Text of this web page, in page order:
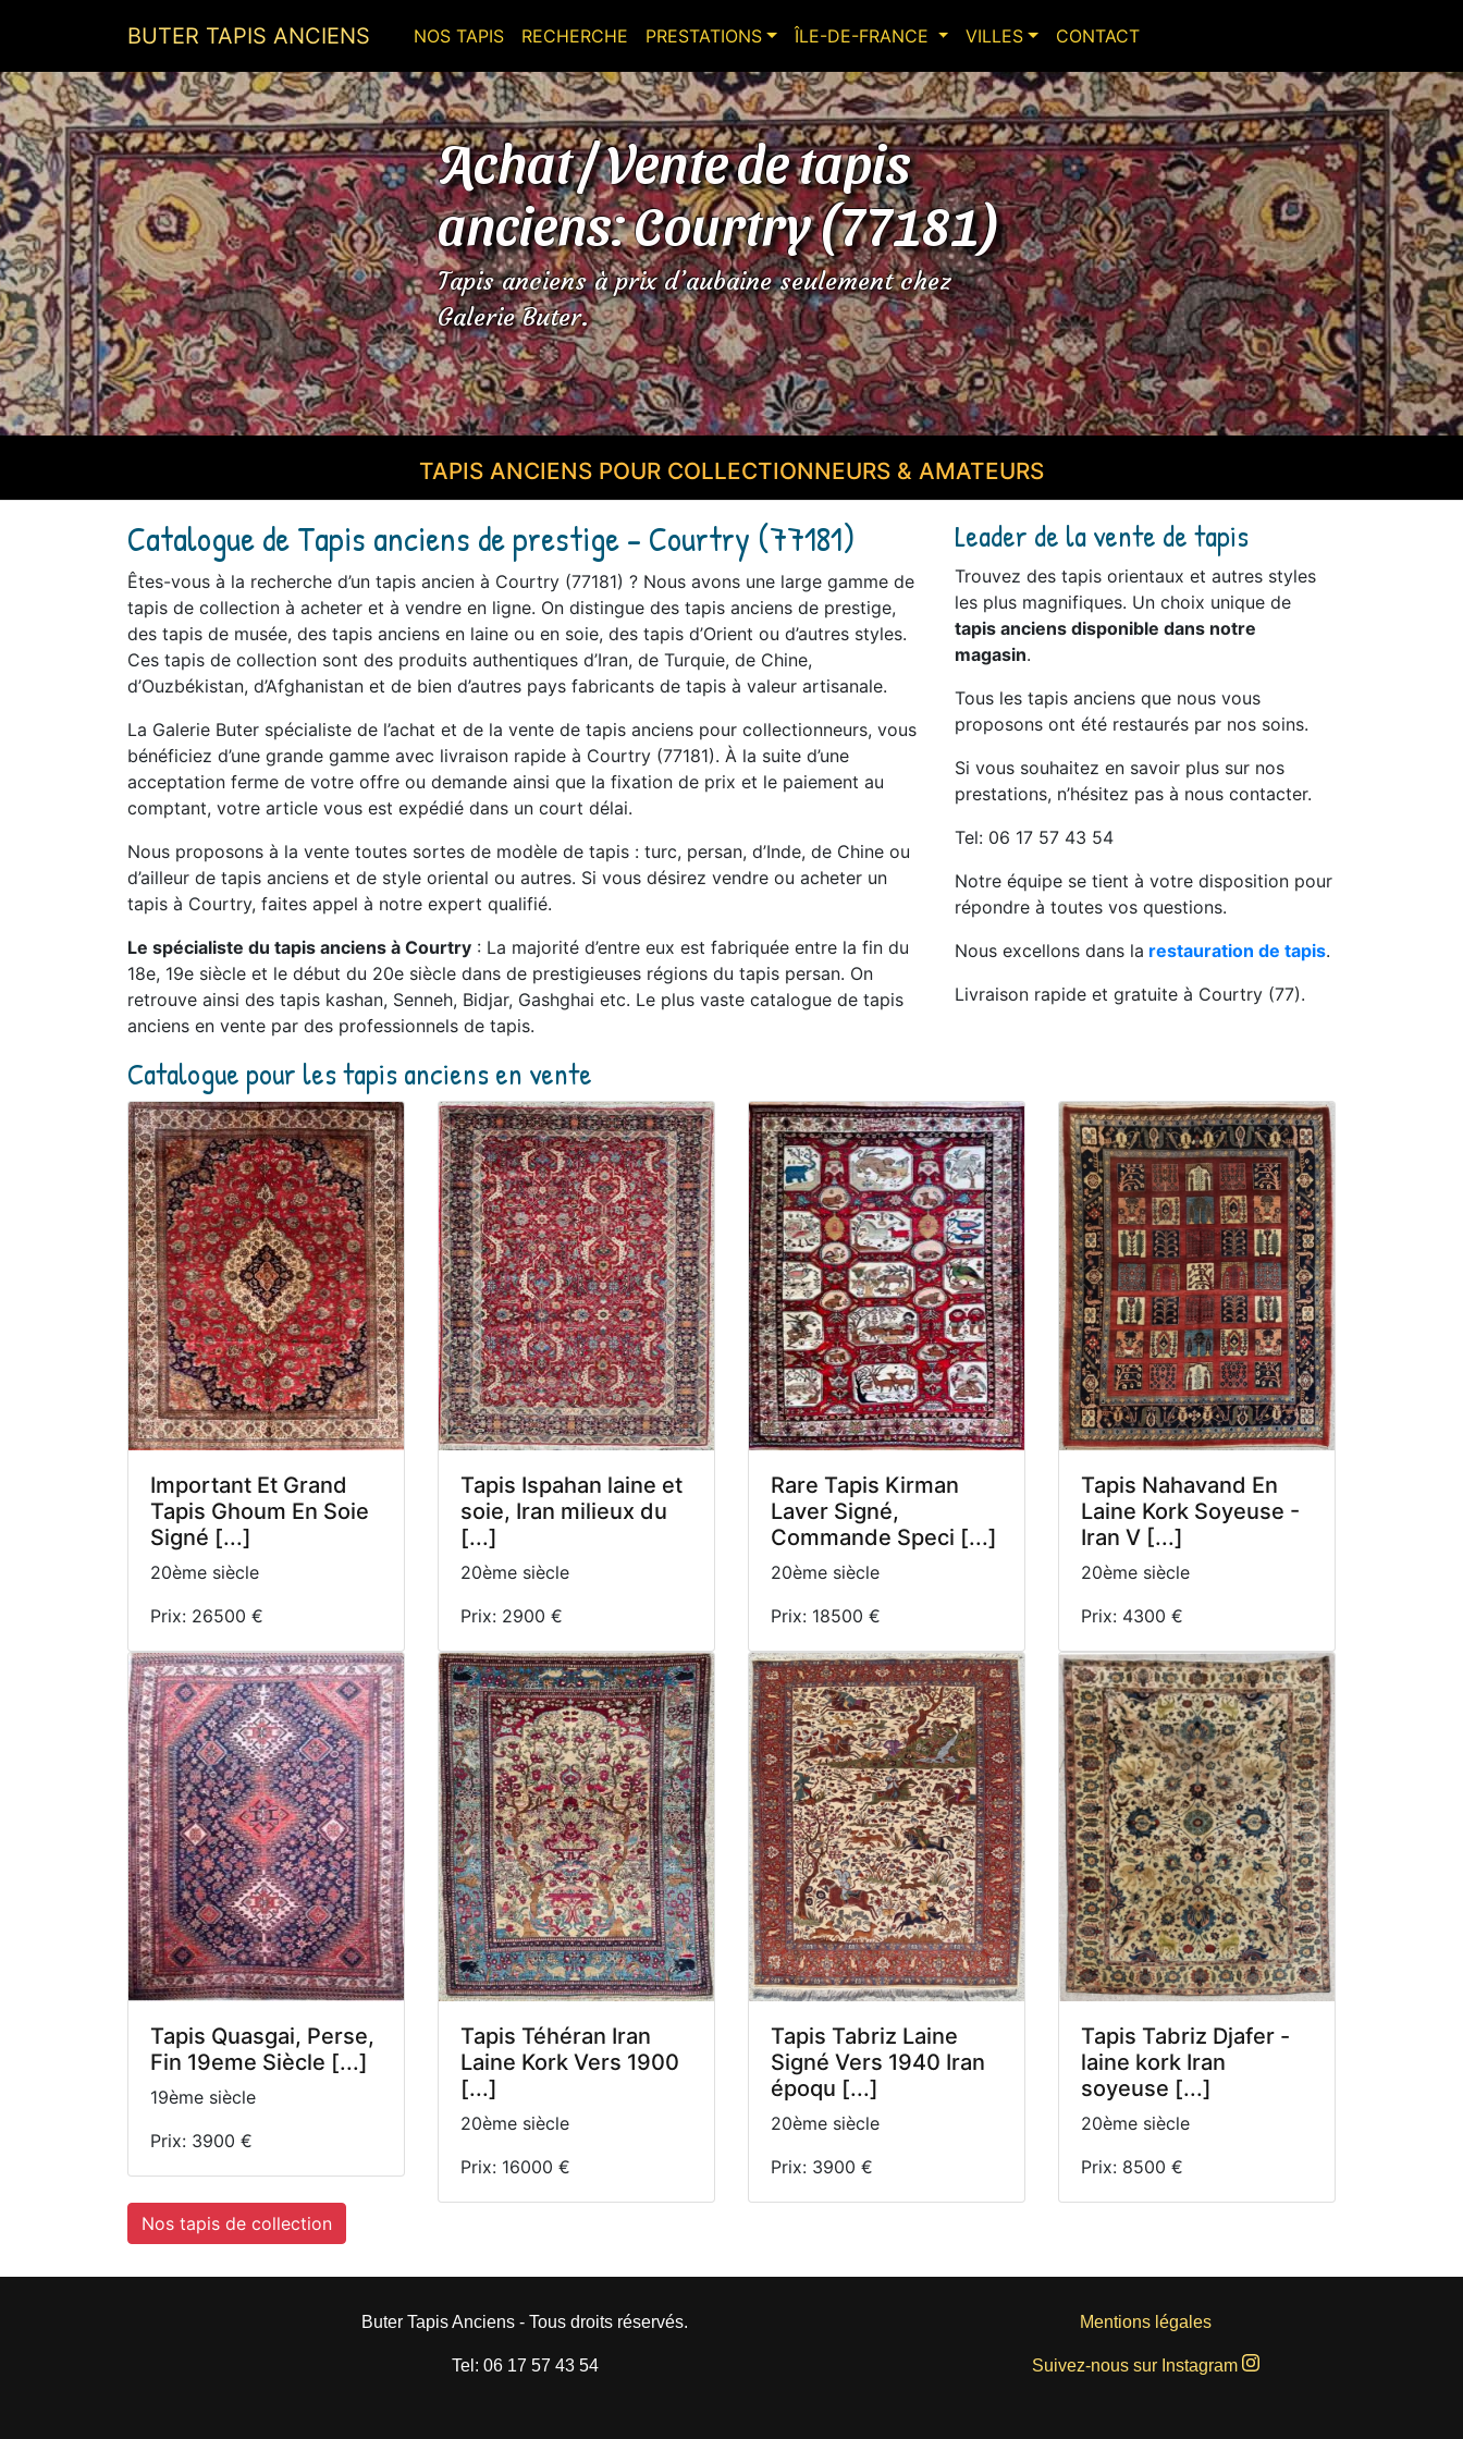
BUTER TAPIS ANCIENS NOS TAPIS RECHERCHE PRESTATIONS ÎLE-DE-FRANCE VILLES CONTACT
Achat / Vente de tapis
anciens: Courtry (77181)
Tapis anciens à prix d’aubaine seulement chez
Galerie Buter.
TAPIS ANCIENS POUR COLLECTIONNEURS & AMATEURS
Catalogue de Tapis anciens de prestige - Courtry (77181)
Êtes-vous à la recherche d’un tapis ancien à Courtry (77181) ? Nous avons une large gamme de
tapis de collection à acheter et à vendre en ligne. On distingue des tapis anciens de prestige,
des tapis de musée, des tapis anciens en laine ou en soie, des tapis d’Orient ou d’autres styles.
Ces tapis de collection sont des produits authentiques d’Iran, de Turquie, de Chine,
d’Ouzbékistan, d’Afghanistan et de bien d’autres pays fabricants de tapis à valeur artisanale.
La Galerie Buter spécialiste de l’achat et de la vente de tapis anciens pour collectionneurs, vous
bénéficiez d’une grande gamme avec livraison rapide à Courtry (77181). À la suite d’une
acceptation ferme de votre offre ou demande ainsi que la fixation de prix et le paiement au
comptant, votre article vous est expédié dans un court délai.
Nous proposons à la vente toutes sortes de modèle de tapis : turc, persan, d’Inde, de Chine ou
d’ailleur de tapis anciens et de style oriental ou autres. Si vous désirez vendre ou acheter un
tapis à Courtry, faites appel à notre expert qualifié.
Le spécialiste du tapis anciens à Courtry : La majorité d’entre eux est fabriquée entre la fin du
18e, 19e siècle et le début du 20e siècle dans de prestigieuses régions du tapis persan. On
retrouve ainsi des tapis kashan, Senneh, Bidjar, Gashghai etc. Le plus vaste catalogue de tapis
anciens en vente par des professionnels de tapis.
Leader de la vente de tapis
Trouvez des tapis orientaux et autres styles
les plus magnifiques. Un choix unique de
tapis anciens disponible dans notre
magasin.
Tous les tapis anciens que nous vous
proposons ont été restaurés par nos soins.
Si vous souhaitez en savoir plus sur nos
prestations, n’hésitez pas à nous contacter.
Tel: 06 17 57 43 54
Notre équipe se tient à votre disposition pour
répondre à toutes vos questions.
Nous excellons dans la restauration de tapis.
Livraison rapide et gratuite à Courtry (77).
Catalogue pour les tapis anciens en vente
Important Et Grand
Tapis Ghoum En Soie
Signé [...]
20ème siècle
Prix: 26500 €
Tapis Ispahan laine et
soie, Iran milieux du
[...]
20ème siècle
Prix: 2900 €
Rare Tapis Kirman
Laver Signé,
Commande Speci [...]
20ème siècle
Prix: 18500 €
Tapis Nahavand En
Laine Kork Soyeuse -
Iran V [...]
20ème siècle
Prix: 4300 €
Tapis Quasgai, Perse,
Fin 19eme Siècle [...]
19ème siècle
Prix: 3900 €
Tapis Téhéran Iran
Laine Kork Vers 1900
[...]
20ème siècle
Prix: 16000 €
Tapis Tabriz Laine
Signé Vers 1940 Iran
époqu [...]
20ème siècle
Prix: 3900 €
Tapis Tabriz Djafer -
laine kork Iran
soyeuse [...]
20ème siècle
Prix: 8500 €
Nos tapis de collection
Buter Tapis Anciens - Tous droits réservés.
Tel: 06 17 57 43 54
Mentions légales
Suivez-nous sur Instagram